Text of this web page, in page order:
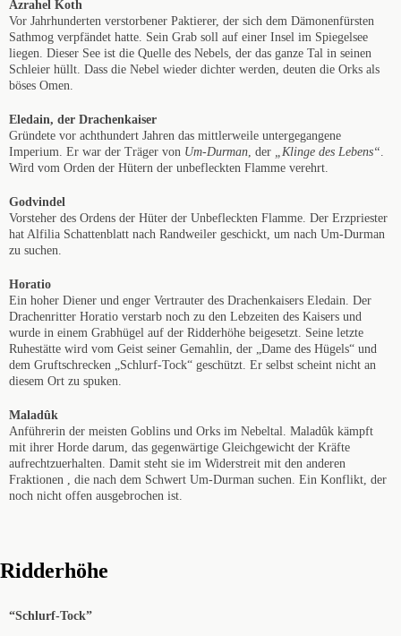
Azrahel Koth
Vor Jahrhunderten verstorbener Paktierer, der sich dem Dämonenfürsten
Sathmog verpfändet hatte. Sein Grab soll auf einer Insel im Spiegelsee
liegen. Dieser See ist die Quelle des Nebels, der das ganze Tal in seinen
Schleier hüllt. Dass die Nebel wieder dichter werden, deuten die Orks als
böses Omen.
Eledain, der Drachenkaiser
Gründete vor achthundert Jahren das mittlerweile untergegangene
Imperium. Er war der Träger von Um-Durman, der „Klinge des Lebens“.
Wird vom Orden der Hütern der unbefleckten Flamme verehrt.
Godvindel
Vorsteher des Ordens der Hüter der Unbefleckten Flamme. Der Erzpriester
hat Alfilia Schattenblatt nach Randweiler geschickt, um nach Um-Durman
zu suchen.
Horatio
Ein hoher Diener und enger Vertrauter des Drachenkaisers Eledain. Der
Drachenritter Horatio verstarb noch zu den Lebzeiten des Kaisers und
wurde in einem Grabhügel auf der Ridderhöhe beigesetzt. Seine letzte
Ruhestätte wird vom Geist seiner Gemahlin, der „Dame des Hügels“ und
dem Gruftschrecken „Schlurf-Tock“ geschützt. Er selbst scheint nicht an
diesem Ort zu spuken.
Maladûk
Anführerin der meisten Goblins und Orks im Nebeltal. Maladûk kämpft
mit ihrer Horde darum, das gegenwärtige Gleichgewicht der Kräfte
aufrechtzuerhalten. Damit steht sie im Widerstreit mit den anderen
Fraktionen , die nach dem Schwert Um-Durman suchen. Ein Konflikt, der
noch nicht offen ausgebrochen ist.
Ridderhöhe
“Schlurf-Tock”